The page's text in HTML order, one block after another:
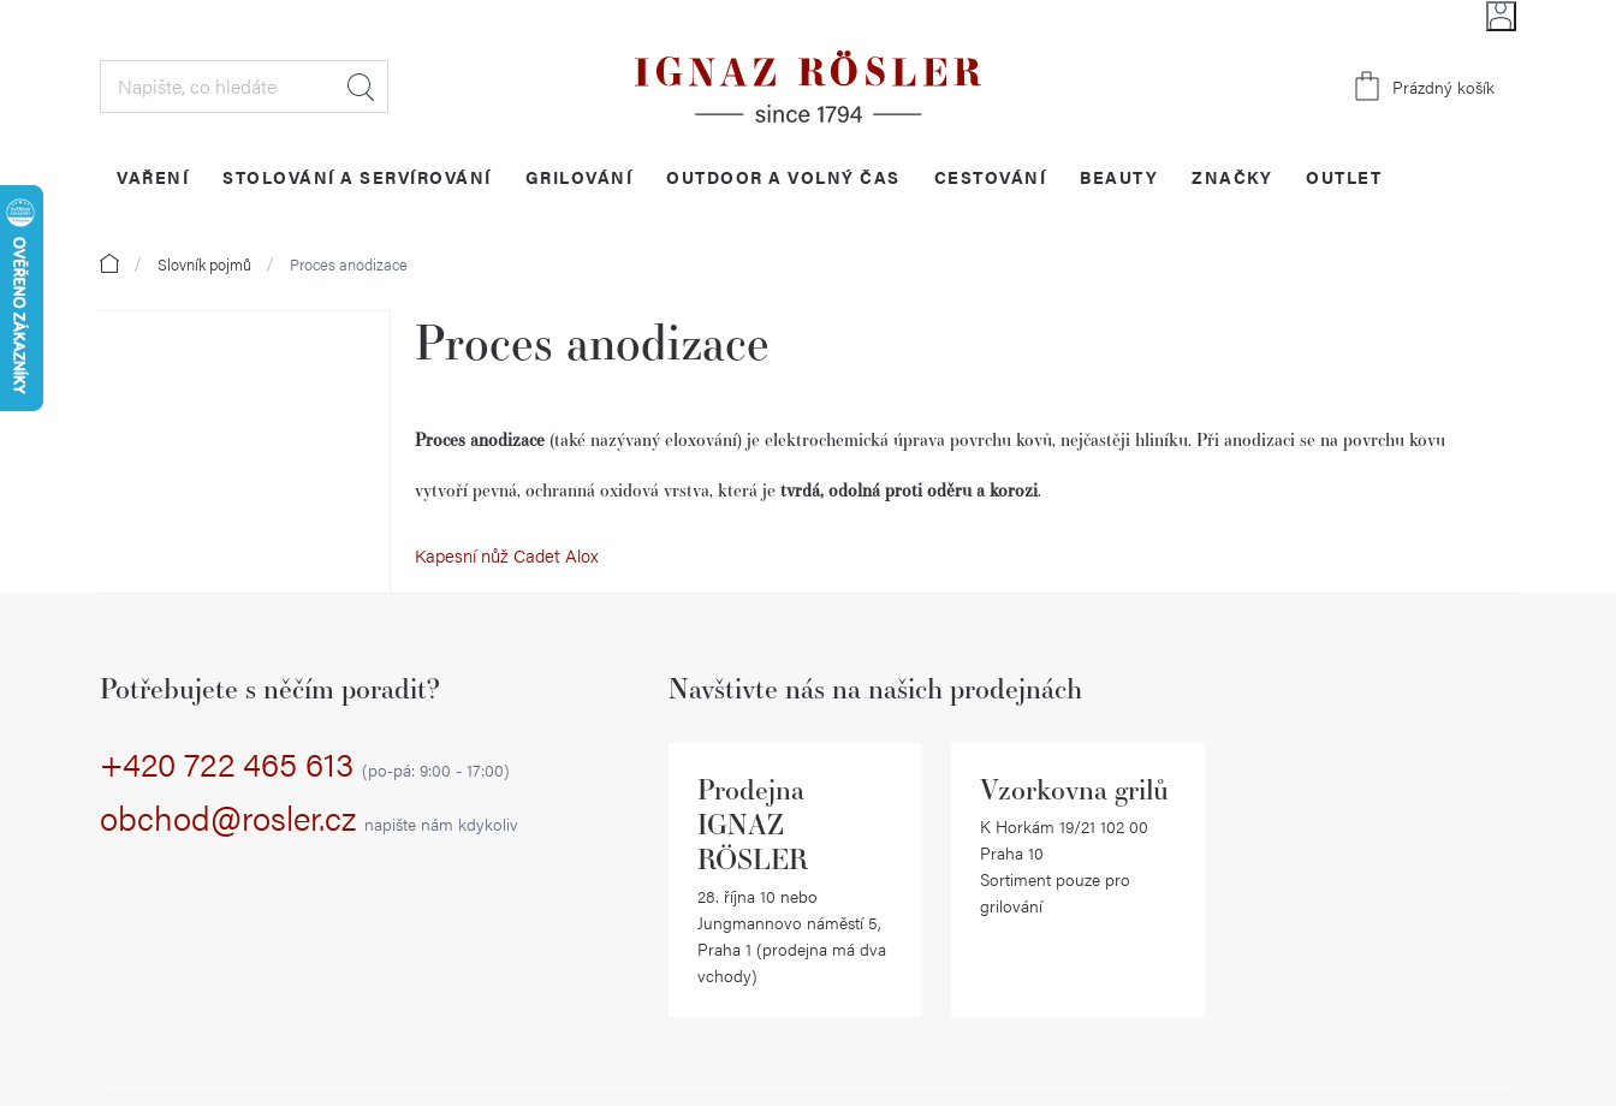
Nákupní
Prázdný košík
VAŘENÍ STOLOVÁNÍ A SERVÍROVÁNÍ GRILOVÁNÍ OUTDOOR A VOLNÝ ČAS CESTOVÁNÍ BEAUTY OUTLET
ZNAČKY
DomůSlovník pojmů Proces anodizace
n
í
p
Proces anodizace
Proces anodizace (také nazývaný eloxování) je elektrochemická úprava povrchu kovů, nejčastěji hliníku. Při anodizaci se na povrchu kovu
vytvoří pevná, ochranná oxidová vrstva, která je tvrdá, odolná proti oděru a korozi.
Kapesní nůž Cadet Alox
Potřebujete s něčím poradit?
+420 722 465 613 (po-pá: 9:00 - 17:00)
obchod@rosler.cz napište nám kdykoliv
Navštivte nás na našich prodejnách
Prodejna
IGNAZ
RÖSLER
28. října 10 nebo
Jungmannovo náměstí 5,
Praha 1 (prodejna má dva
vchody)
Vzorkovna grilů
K Horkám 19/21 102 00
Praha 10
Sortiment pouze pro
grilování